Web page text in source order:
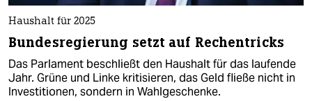
Haushalt für 2025
Bundesregierung setzt auf Rechentricks
Das Parlament beschließt den Haushalt für das laufende
Jahr. Grüne und Linke kritisieren, das Geld fließe nicht in
Investitionen, sondern in Wahlgeschenke.